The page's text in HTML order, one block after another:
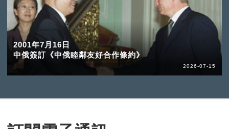
2001年7月16日
中俄簽訂《中俄睦鄰友好合作條約》
2026-07-15